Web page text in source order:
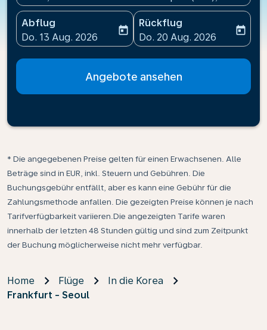
Abflug
fc-booking-departure-date-aria-label
Do. 13 Aug. 2026
today
Rückflug
fc-booking-return-date-
Do. 20 Aug. 2026
today
Angebote ansehen
* Die angegebenen Preise gelten für einen Erwachsenen. Alle
Beträge sind in EUR, inkl. Steuern und Gebühren. Die
Buchungsgebühr entfällt, aber es kann eine Gebühr für die
Zahlungsmethode anfallen. Die gezeigten Preise können je nach
Tarifverfügbarkeit variieren.Die angezeigten Tarife waren
innerhalb der letzten 48 Stunden gültig und sind zum Zeitpunkt
der Buchung möglicherweise nicht mehr verfügbar.
Home Flüge
In die Korea
Frankfurt - Seoul